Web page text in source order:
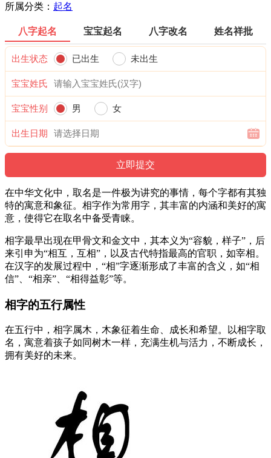
所属分类： 起名
八字起名 宝宝起名 八字改名 姓名祥批
出生状态 已出生 未出生
宝宝姓氏
宝宝性别 男 女
出生日期
在中华文化中，取名是一件极为讲究的事情，每个字都有其独
特的寓意和象征。相字作为常用字，其丰富的内涵和美好的寓
意，使得它在取名中备受青睐。
相字最早出现在甲骨文和金文中，其本义为“容貌，样子”，后
来引申为“相互，互相”，以及古代特指最高的官职，如宰相。
在汉字的发展过程中，“相”字逐渐形成了丰富的含义，如“相
信”、“相亲”、“相得益彰”等。
相字的五行属性
在五行中，相字属木，木象征着生命、成长和希望。以相字取
名，寓意着孩子如同树木一样，充满生机与活力，不断成长，
拥有美好的未来。